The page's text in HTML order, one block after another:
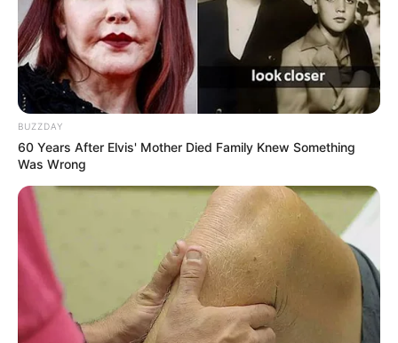
You Wouldn't Believe It If It Wasn't Caught On
Camera!
BUZZDAY
60 Years After Elvis' Mother Died Family Knew Something
Was Wrong